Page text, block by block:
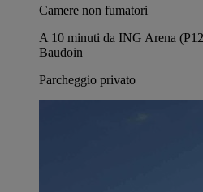
Camere non fumatori
A 10 minuti da ING Arena
Baudoin
Parcheggio privato